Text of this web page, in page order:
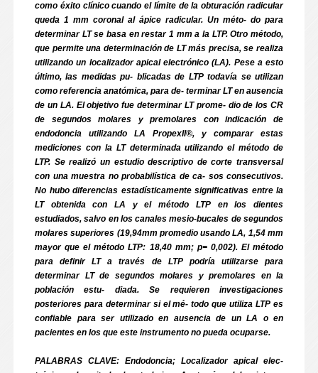
como éxito clínico cuando el límite de la obturación radicular
queda 1 mm coronal al ápice radicular. Un méto- do para
determinar LT se basa en restar 1 mm a la LTP. Otro método,
que permite una determinación de LT más precisa, se realiza
utilizando un localizador apical electrónico (LA). Pese a esto
último, las medidas pu- blicadas de LTP todavía se utilizan
como referencia anatómica, para de- terminar LT en ausencia
de un LA. El objetivo fue determinar LT prome- dio de los CR
de segundos molares y premolares con indicación de
endodoncia utilizando LA PropexII®, y comparar estas
mediciones con la LT determinada utilizando el método de
LTP. Se realizó un estudio descriptivo de corte transversal
con una muestra no probabilística de ca- sos consecutivos.
No hubo diferencias estadísticamente significativas entre la
LT obtenida con LA y el método LTP en los dientes
estudiados, salvo en los canales mesio-bucales de segundos
molares superiores (19,94mm promedio usando LA, 1,54 mm
mayor que el método LTP: 18,40 mm; p= 0,002). El método
para definir LT a través de LTP podría utilizarse para
determinar LT de segundos molares y premolares en la
población estu- diada. Se requieren investigaciones
posteriores para determinar si el mé- todo que utiliza LTP es
confiable para ser utilizado en ausencia de un LA o en
pacientes en los que este instrumento no pueda ocuparse.
PALABRAS CLAVE: Endodoncia; Localizador apical elec-